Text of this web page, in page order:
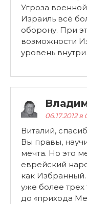
Угроза
Израиль всё
оборону. При
возможности
уровень
06.17.2012 в
Виталий,
Вы правы,
мечта. Но это
еврейский
как
уже более трех
до «прихода